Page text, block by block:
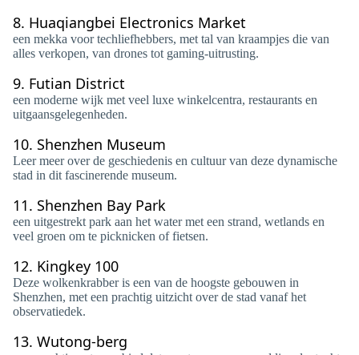
8. Huaqiangbei Electronics Market
een mekka voor techliefhebbers, met tal van kraampjes die van
alles verkopen, van drones tot gaming-uitrusting.
9. Futian District
een moderne wijk met veel luxe winkelcentra, restaurants en
uitgaansgelegenheden.
10. Shenzhen Museum
Leer meer over de geschiedenis en cultuur van deze dynamische
stad in dit fascinerende museum.
11. Shenzhen Bay Park
een uitgestrekt park aan het water met een strand, wetlands en
veel groen om te picknicken of fietsen.
12. Kingkey 100
Deze wolkenkrabber is een van de hoogste gebouwen in
Shenzhen, met een prachtig uitzicht over de stad vanaf het
observatiedek.
13. Wutong-berg